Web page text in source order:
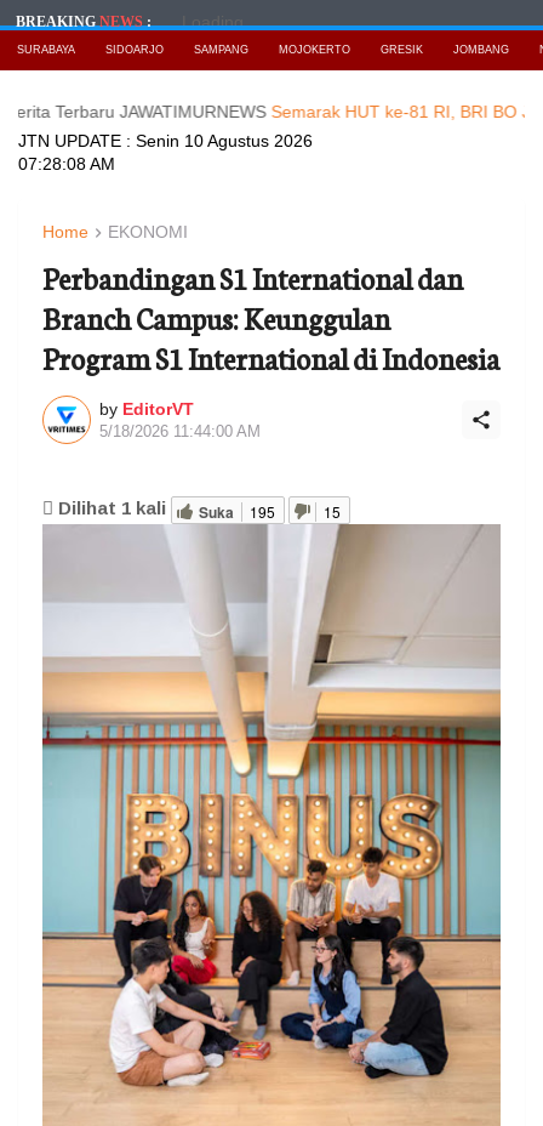
BREAKINGNEWS: Loading...
SURABAYA SIDOARJO SAMPANG MOJOKERTO GRESIK JOMBANG
JAWATIMURNEWSSemarak HUT ke-81 RI, BRI BO Jatinegara
JTN UPDATE : Senin 10 Agustus 2026
07:28:10 AM
Home EKONOMI
Perbandingan S1 International dan
Branch Campus: Keunggulan
Program S1 International di Indonesia
by EditorVT
5/18/2026 11:44:00 AM
Dilihat 1 kali Suka 195 15